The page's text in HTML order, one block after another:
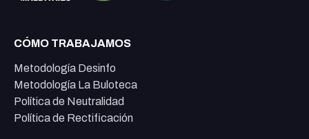
CÓMO TRABAJAMOS
Metodología Desinfo
Metodología La Buloteca
Política de Neutralidad
Política de Rectificación